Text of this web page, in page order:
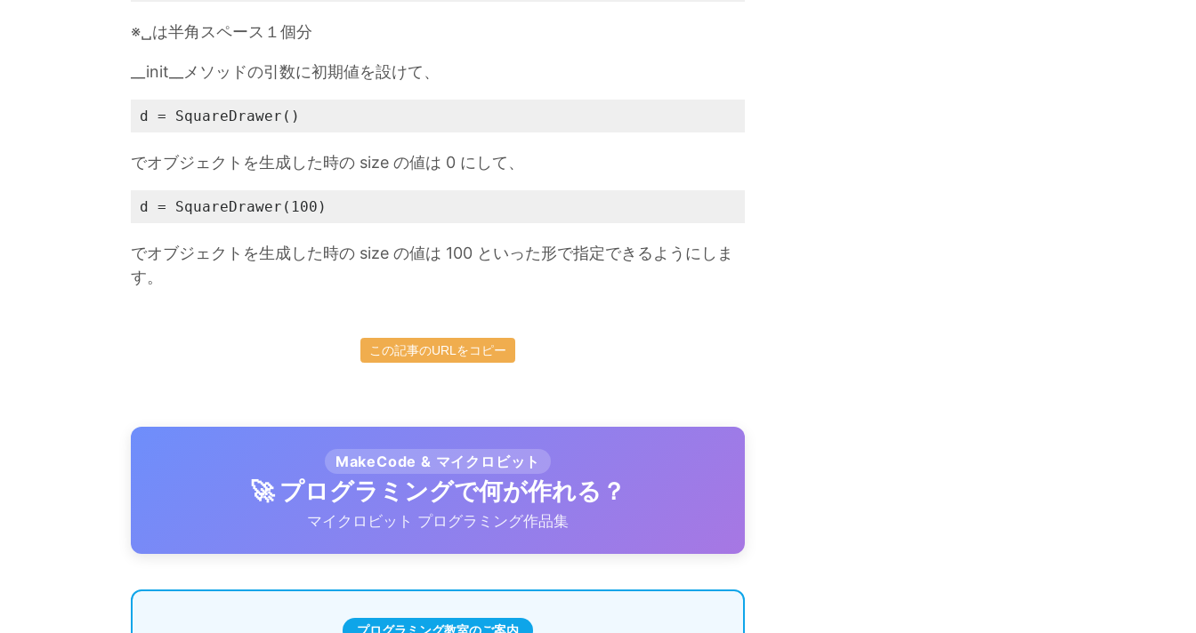
※␣は半角スペース１個分
__init__メソッドの引数に初期値を設けて、
d = SquareDrawer()
でオブジェクトを生成した時の size の値は 0 にして、
d = SquareDrawer(100)
でオブジェクトを生成した時の size の値は 100 といった形で指定できるようにしま
す。
この記事のURLをコピー
MakeCode & マイクロビット
🚀 プログラミングで何が作れる？
マイクロビット プログラミング作品集